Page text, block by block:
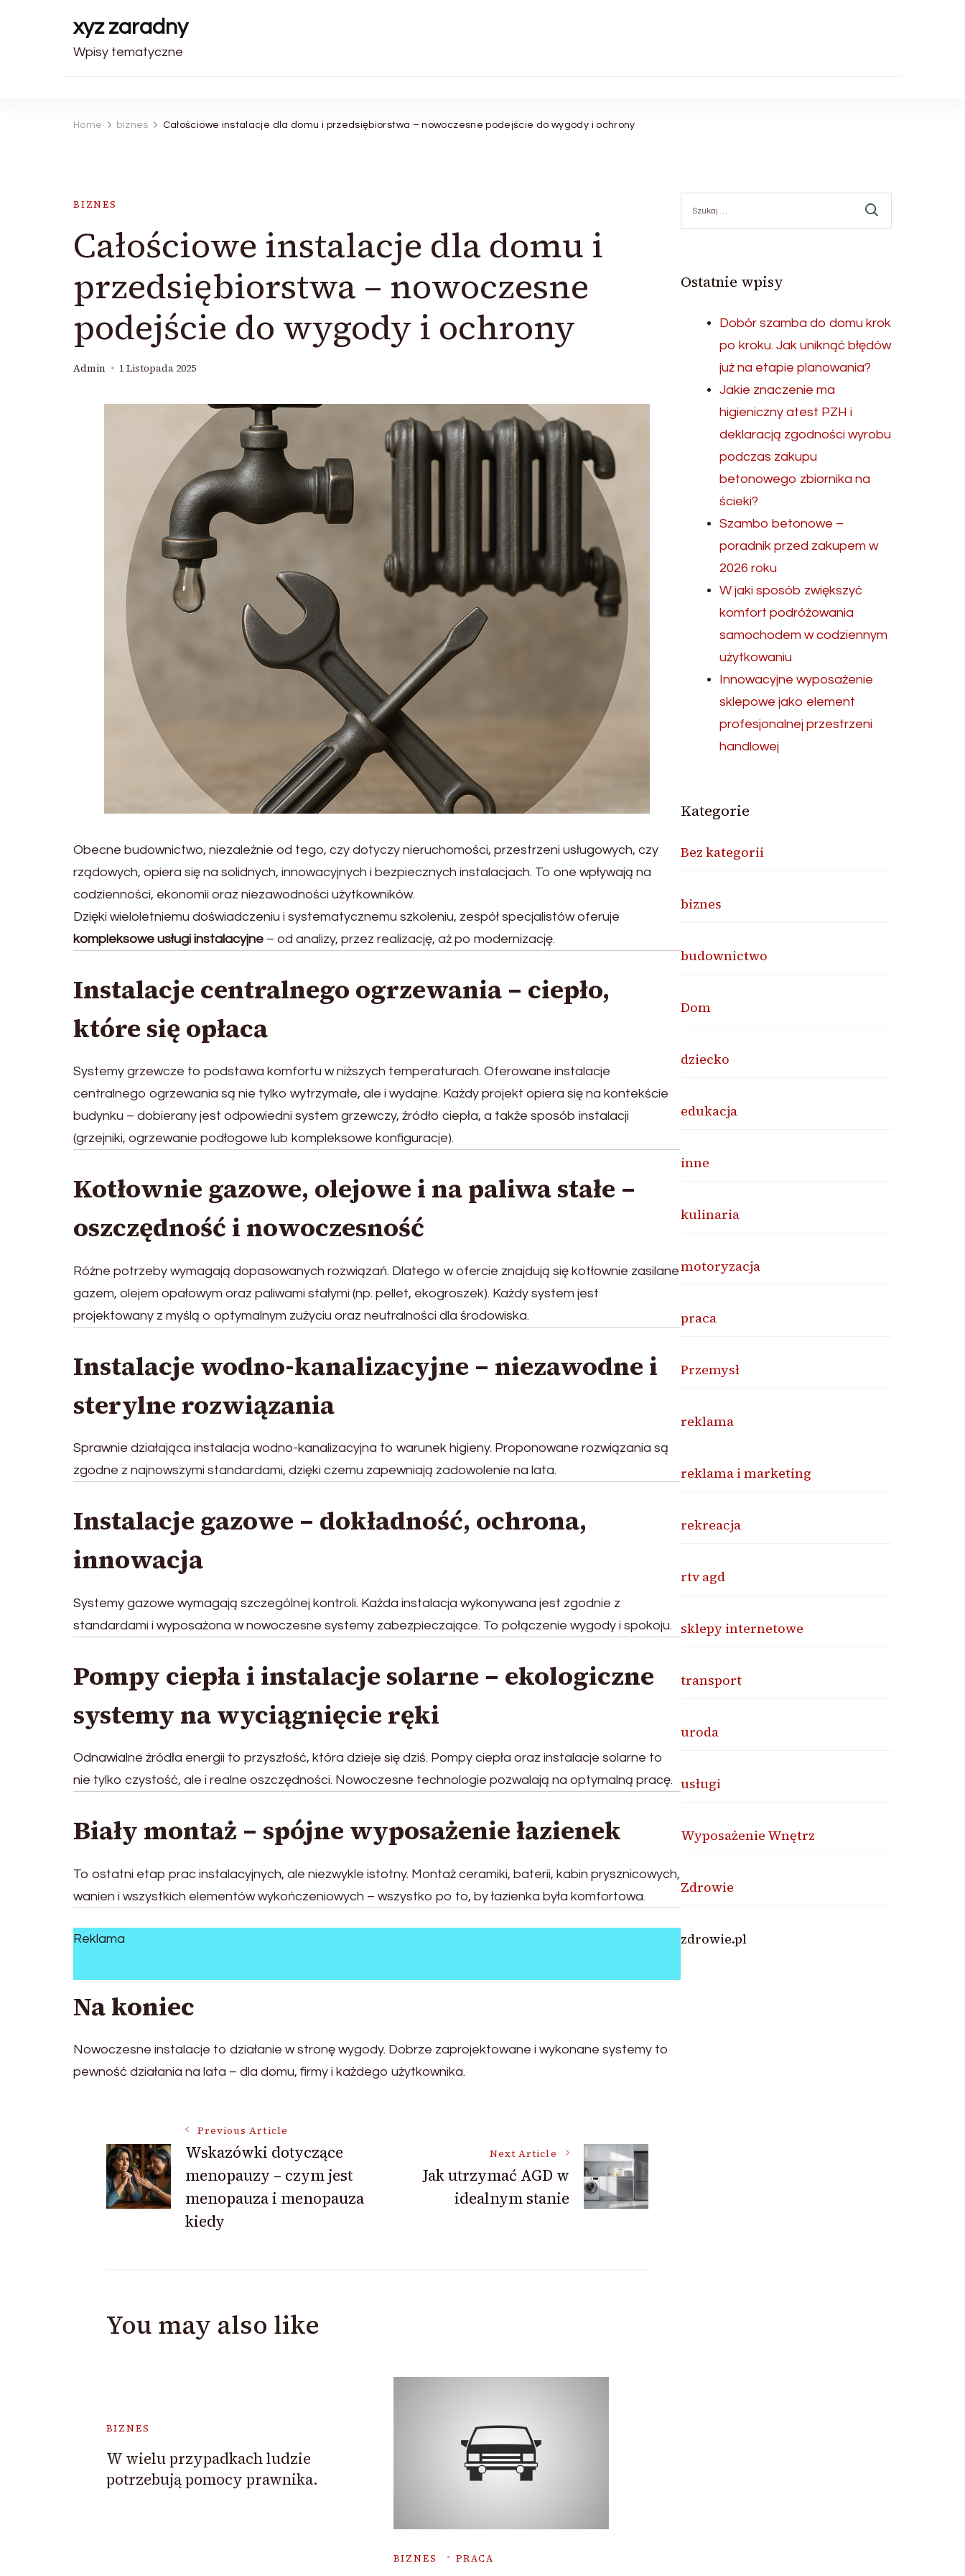
xyz zaradny
Wpisy tematyczne
Home biznes Całościowe instalacje dla domu i przedsiębiorstwa – nowoczesne podejście do wygody i ochrony
BIZNES
Całościowe instalacje dla domu i
przedsiębiorstwa – nowoczesne
podejście do wygody i ochrony
Admin 1 Listopada 2025
Obecne budownictwo, niezależnie od tego, czy dotyczy nieruchomości, przestrzeni usługowych, czy
rządowych, opiera się na solidnych, innowacyjnych i bezpiecznych instalacjach. To one wpływają na
codzienności, ekonomii oraz niezawodności użytkowników.
Dzięki wieloletniemu doświadczeniu i systematycznemu szkoleniu, zespół specjalistów oferuje
kompleksowe usługi instalacyjne – od analizy, przez realizację, aż po modernizację.
Instalacje centralnego ogrzewania – ciepło,
które się opłaca
Systemy grzewcze to podstawa komfortu w niższych temperaturach. Oferowane instalacje
centralnego ogrzewania są nie tylko wytrzymałe, ale i wydajne. Każdy projekt opiera się na kontekście
budynku – dobierany jest odpowiedni system grzewczy, źródło ciepła, a także sposób instalacji
(grzejniki, ogrzewanie podłogowe lub kompleksowe konfiguracje).
Kotłownie gazowe, olejowe i na paliwa stałe –
oszczędność i nowoczesność
Różne potrzeby wymagają dopasowanych rozwiązań. Dlatego w ofercie znajdują się kotłownie zasilane
gazem, olejem opałowym oraz paliwami stałymi (np. pellet, ekogroszek). Każdy system jest
projektowany z myślą o optymalnym zużyciu oraz neutralności dla środowiska.
Instalacje wodno-kanalizacyjne – niezawodne i
sterylne rozwiązania
Sprawnie działająca instalacja wodno-kanalizacyjna to warunek higieny. Proponowane rozwiązania są
zgodne z najnowszymi standardami, dzięki czemu zapewniają zadowolenie na lata.
Instalacje gazowe – dokładność, ochrona,
innowacja
Systemy gazowe wymagają szczególnej kontroli. Każda instalacja wykonywana jest zgodnie z
standardami i wyposażona w nowoczesne systemy zabezpieczające. To połączenie wygody i spokoju.
Pompy ciepła i instalacje solarne – ekologiczne
systemy na wyciągnięcie ręki
Odnawialne źródła energii to przyszłość, która dzieje się dziś. Pompy ciepła oraz instalacje solarne to
nie tylko czystość, ale i realne oszczędności. Nowoczesne technologie pozwalają na optymalną pracę.
Biały montaż – spójne wyposażenie łazienek
To ostatni etap prac instalacyjnych, ale niezwykle istotny. Montaż ceramiki, baterii, kabin prysznicowych,
wanien i wszystkich elementów wykończeniowych – wszystko po to, by łazienka była komfortowa.
Reklama
Na koniec
Nowoczesne instalacje to działanie w stronę wygody. Dobrze zaprojektowane i wykonane systemy to
pewność działania na lata – dla domu, firmy i każdego użytkownika.
Post
Navigation
Previous Article
Wskazówki dotyczące
menopauzy – czym jest
menopauza i menopauza
kiedy
Next Article
Jak utrzymać AGD w
idealnym stanie
You may also like
BIZNES
W wielu przypadkach ludzie
potrzebują pomocy prawnika.
BIZNES PRACA
Ostatnie wpisy
Dobór szamba do domu krok
po kroku. Jak uniknąć błędów
już na etapie planowania?
Jakie znaczenie ma
higieniczny atest PZH i
deklaracją zgodności wyrobu
podczas zakupu
betonowego zbiornika na
ścieki?
Szambo betonowe –
poradnik przed zakupem w
2026 roku
W jaki sposób zwiększyć
komfort podróżowania
samochodem w codziennym
użytkowaniu
Innowacyjne wyposażenie
sklepowe jako element
profesjonalnej przestrzeni
handlowej
Kategorie
Bez kategorii
biznes
budownictwo
Dom
dziecko
edukacja
inne
kulinaria
motoryzacja
praca
Przemysł
reklama
reklama i marketing
rekreacja
rtv agd
sklepy internetowe
transport
uroda
usługi
Wyposażenie Wnętrz
Zdrowie
zdrowie.pl